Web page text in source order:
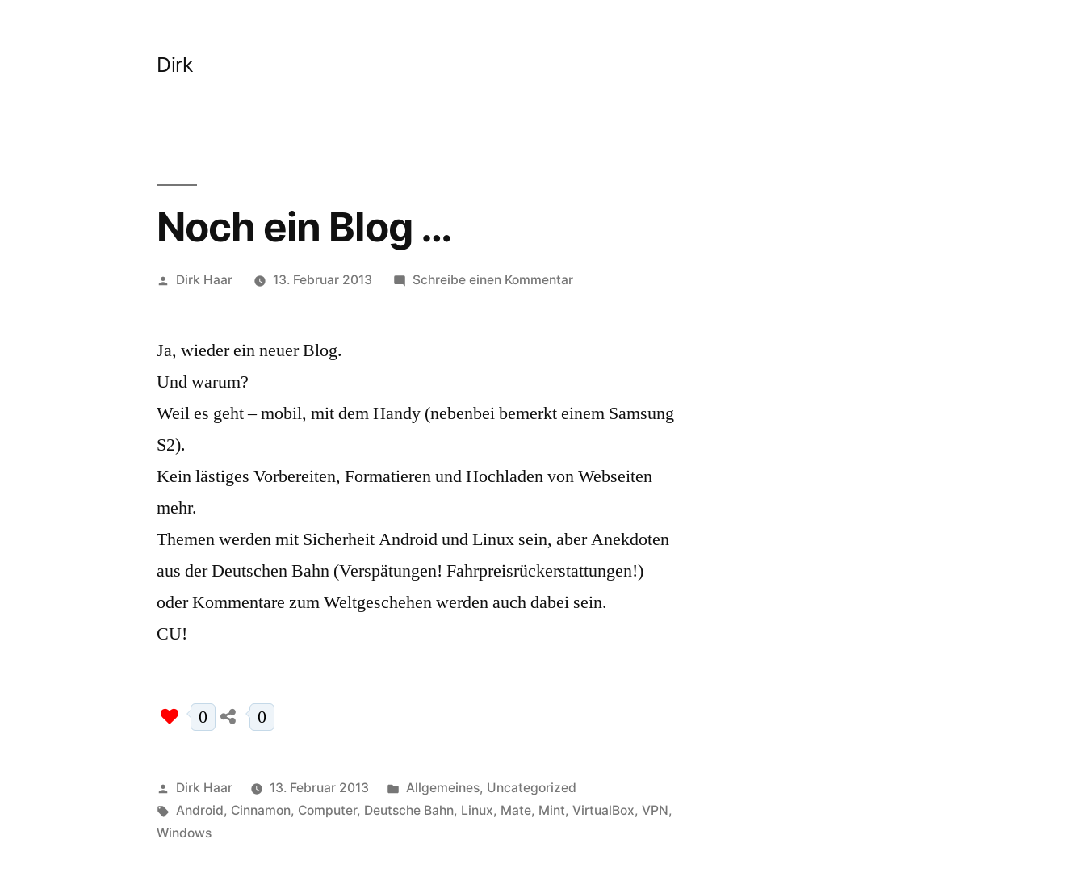
Dirk
Noch ein Blog …
Veröffentlicht
Dirk Haar 13. Februar 2013 Schreibe einen Kommentarzu
Ja, wieder ein neuer Blog.
Und warum?
Weil es geht – mobil, mit dem Handy (nebenbei bemerkt einem Samsung
S2).
Kein lästiges Vorbereiten, Formatieren und Hochladen von Webseiten
mehr.
Themen werden mit Sicherheit Android und Linux sein, aber Anekdoten
aus der Deutschen Bahn (Verspätungen! Fahrpreisrückerstattungen!)
oder Kommentare zum Weltgeschehen werden auch dabei sein.
CU!
0 0
Veröffentlicht
von
Dirk Haar 13. Februar 2013
Veröffentlicht
in
Allgemeines, Uncategorized
Schlagwörter:
Android, Cinnamon, Computer, Deutsche Bahn, Linux, Mate, Mint,VirtualBox,VPN,
Windows